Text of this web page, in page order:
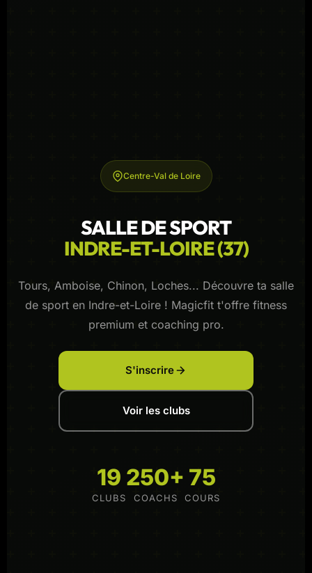
Centre-Val de Loire
SALLE DE SPORT
INDRE-ET-LOIRE (37)
Tours, Amboise, Chinon, Loches... Découvre ta salle
de sport en Indre-et-Loire ! Magicfit t'offre fitness
premium et coaching pro.
S'inscrire
Voir les clubs
19
CLUBS
250+
COACHS
75
COURS